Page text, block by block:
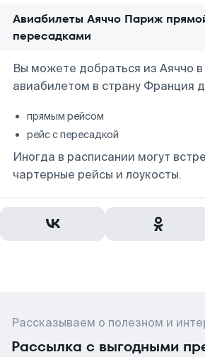
Авиабилеты Аяччо Париж
пересадками
Вы можете добраться из Аяччо
авиабилетом в страну Франция
прямым рейсом
рейс с пересадкой
Иногда в расписании могут
чартерные рейсы и лоукосты.
Рассказываем о полезном и
Рассылка с выгодными